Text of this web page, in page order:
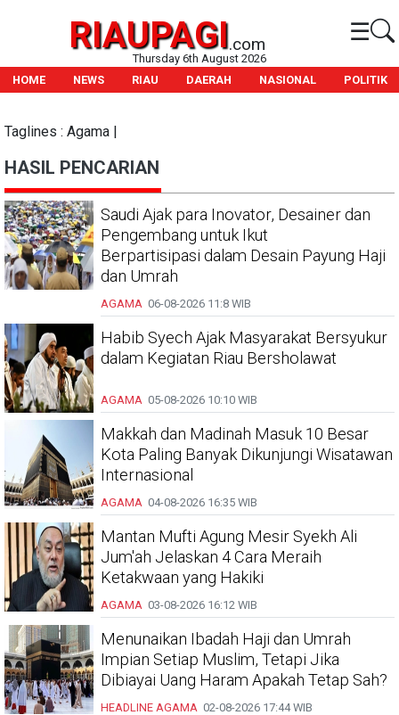
RIAUPAGI.com ☰
Thursday 6th August 2026
HOME
NEWS RIAU DAERAH NASIONAL POLITIK
Taglines : Agama |
HASIL PENCARIAN
Saudi Ajak para Inovator, Desainer dan
Pengembang untuk Ikut
Berpartisipasi dalam Desain Payung Haji
dan Umrah
AGAMA 06-08-2026 11:8 WIB
Habib Syech Ajak Masyarakat Bersyukur
dalam Kegiatan Riau Bersholawat
AGAMA 05-08-2026 10:10 WIB
Makkah dan Madinah Masuk 10 Besar
Kota Paling Banyak Dikunjungi Wisatawan
Internasional
AGAMA 04-08-2026 16:35 WIB
Mantan Mufti Agung Mesir Syekh Ali
Jum'ah Jelaskan 4 Cara Meraih
Ketakwaan yang Hakiki
AGAMA 03-08-2026 16:12 WIB
Menunaikan Ibadah Haji dan Umrah
Impian Setiap Muslim, Tetapi Jika
Dibiayai Uang Haram Apakah Tetap Sah?
HEADLINE AGAMA 02-08-2026 17:44 WIB